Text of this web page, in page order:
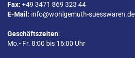
Fax: +49 3471 869 323 44
E-Mail: info@wohlgemuth-suesswaren.de
Geschäftszeiten:
Mo.- Fr. 8:00 bis 16:00 Uhr